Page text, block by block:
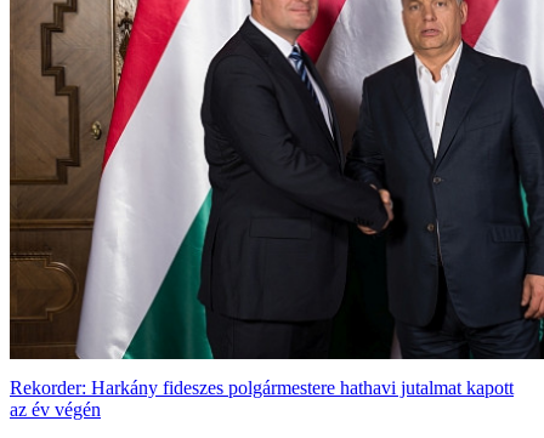
Rekorder: Harkány fideszes polgármestere hathavi jutalmat kapott
az év végén